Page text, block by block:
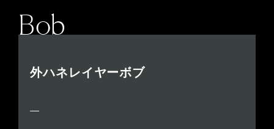
Bob
外ハネレイヤーボブ